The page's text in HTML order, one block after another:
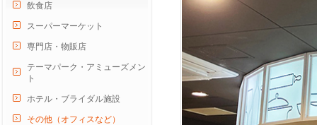
飲食店
スーパーマーケット
専門店・物販店
テーマパーク・アミューズメン
ト
ホテル・ブライダル施設
その他（オフィスなど）